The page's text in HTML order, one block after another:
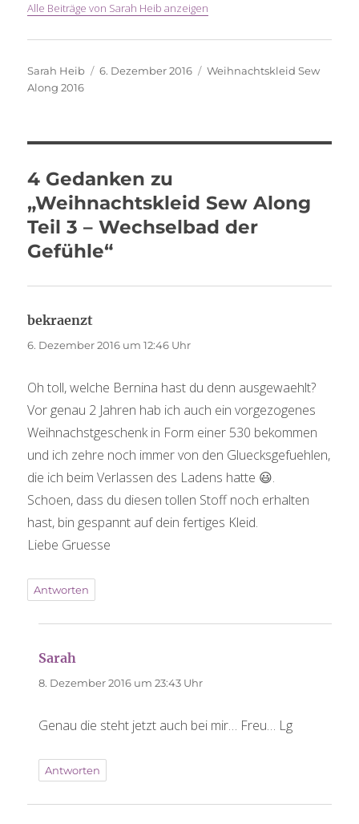
Alle Beiträge von Sarah Heib anzeigen
Autor
Sarah Heib
Veröffentlicht
6. Dezember 2016 Schlagwörter
Weihnachtskleid Sew
Along 2016
4 Gedanken zu
„Weihnachtskleid Sew Along
Teil 3 – Wechselbad der
Gefühle“
bekraenzt
6. Dezember 2016 um 12:46 Uhr
Oh toll, welche Bernina hast du denn ausgewaehlt?
Vor genau 2 Jahren hab ich auch ein vorgezogenes
Weihnachstgeschenk in Form einer 530 bekommen
und ich zehre noch immer von den Gluecksgefuehlen,
die ich beim Verlassen des Ladens hatte 😃.
Schoen, dass du diesen tollen Stoff noch erhalten
hast, bin gespannt auf dein fertiges Kleid.
Liebe Gruesse
Antworten
Sarah
8. Dezember 2016 um 23:43 Uhr
Genau die steht jetzt auch bei mir… Freu… Lg
Antworten